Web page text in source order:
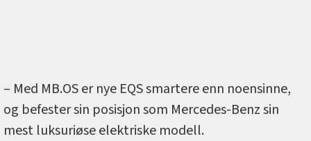
– Med MB.OS er nye EQS smartere enn noensinne,
og befester sin posisjon som Mercedes-Benz sin
mest luksuriøse elektriske modell.